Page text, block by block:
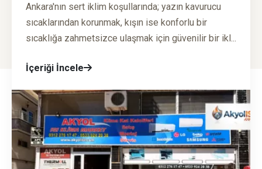
Ankara'nın sert iklim koşullarında; yazın kavurucu
sıcaklarından korunmak, kışın ise konforlu bir
sıcaklığa zahmetsizce ulaşmak için güvenilir bir ikl...
İçeriği İncele